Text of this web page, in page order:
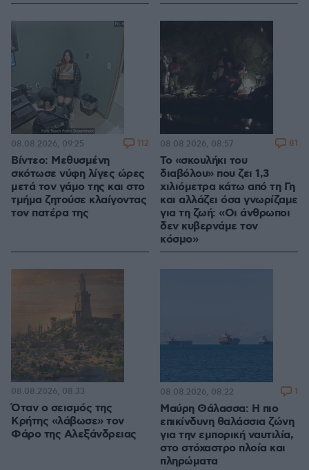
Βίντεο: Μεθυσμένη
σκότωσε νύφη λίγες ώρες
μετά τον γάμο της και στο
τμήμα ζητούσε κλαίγοντας
τον πατέρα της
08.08.2026, 09:25 112
Το «σκουλήκι του
διαβόλου» που ζει 1,3
χιλιόμετρα κάτω από τη Γη
και αλλάζει όσα γνωρίζαμε
για τη ζωή: «Οι άνθρωποι
δεν κυβερνάμε τον
κόσμο»
08.08.2026, 08:57 81
Όταν ο σεισμός της
Κρήτης «λάβωσε» τον
Φάρο της Αλεξάνδρειας
08.08.2026, 08:33
Μαύρη Θάλασσα: Η πιο
επικίνδυνη θαλάσσια ζώνη
για την εμπορική ναυτιλία,
στο στόχαστρο πλοία και
πληρώματα
08.08.2026, 08:22 1